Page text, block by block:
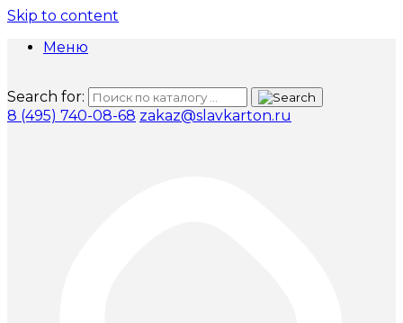
Skip to content
Меню
Search for:
8 (495) 740-08-68 zakaz@slavkarton.ru